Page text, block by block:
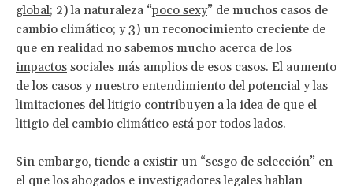
global; 2) la naturaleza “poco sexy” de muchos casos de
cambio climático; y 3) un reconocimiento creciente de
que en realidad no sabemos mucho acerca de los
impactos sociales más amplios de esos casos. El aumento
de los casos y nuestro entendimiento del potencial y las
limitaciones del litigio contribuyen a la idea de que el
litigio del cambio climático está por todos lados.
Sin embargo, tiende a existir un “sesgo de selección” en
el que los abogados e investigadores legales hablan